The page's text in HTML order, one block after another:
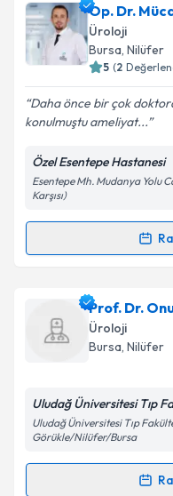
Op. Dr. Berk
oluşturun. Size bu
takvim
Kişisel
Metni'ni
Op. Dr.
Üroloji
Bursa, Nilüfer
5 (2
Daha önce bir çok
konulmuştu ameliyat...
Özel Esentepe Hastanesi
Esentepe Mh. Mudanya Yolu
Karşısı)
Randevu
Op. Dr. Mücahit
oluşturun. Size bu
takvim
Kişisel
'ni
Prof. Dr.
Üroloji
Bursa, Nilüfer
Uludağ Üniversitesi Tıp
Uludağ Üniversitesi Tıp
Görükle/Nilüfer/Bursa
Randevu